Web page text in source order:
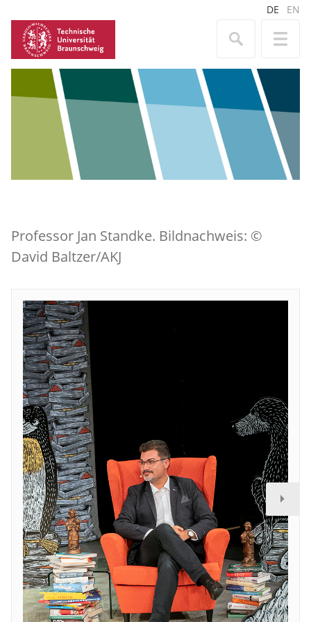
DE EN
Professor Jan Standke. Bildnachweis: ©
David Baltzer/AKJ